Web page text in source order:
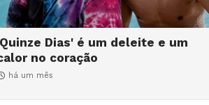
Dias' é um deleite e um
no coração
há um mês